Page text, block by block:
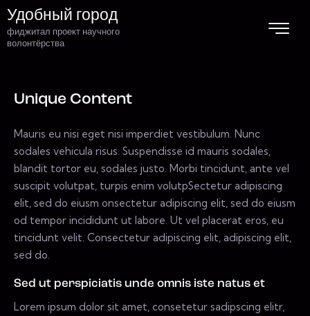
Удобный город
фиджитал проект научного
волонтёрства
Unique Content
Mauris eu nisi eget nisi imperdiet vestibulum. Nunc
sodales vehicula risus. Suspendisse id mauris sodales,
blandit tortor eu, sodales justo. Morbi tincidunt, ante vel
suscipit volutpat, turpis enim volutpSectetur adipiscing
elit, sed do eiusm onsectetur adipiscing elit, sed do eiusm
od tempor incididunt ut labore. Ut vel placerat eros, eu
tincidunt velit. Consectetur adipiscing elit, adipiscing elit,
sed do.
Sed ut perspiciatis unde omnis iste natus et
Lorem ipsum dolor sit amet, consetetur sadipscing elitr,